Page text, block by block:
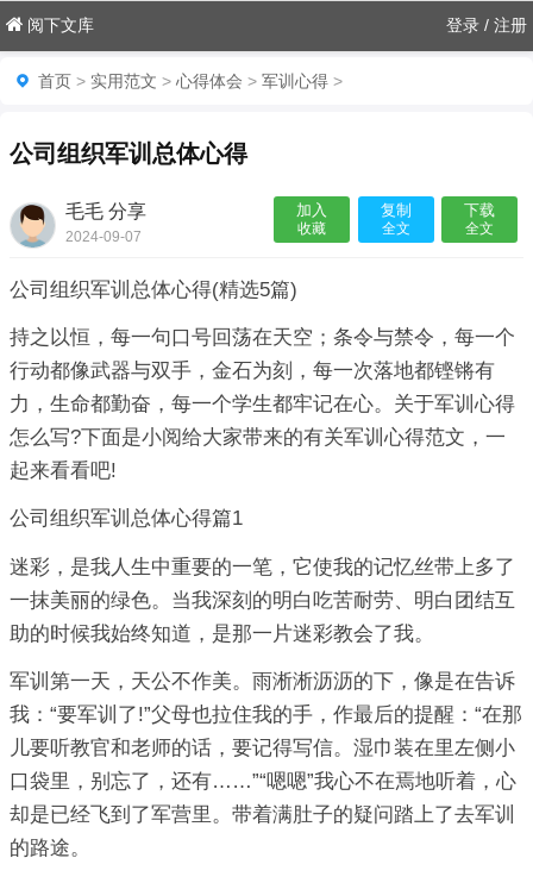
阅下文库 登录 / 注册
首页 > 实用范文 > 心得体会 > 军训心得 >
公司组织军训总体心得
毛毛 分享
2024-09-07
加入
收藏
复制
全文
下载
全文
公司组织军训总体心得(精选5篇)
持之以恒，每一句口号回荡在天空；条令与禁令，每一个
行动都像武器与双手，金石为刻，每一次落地都铿锵有
力，生命都勤奋，每一个学生都牢记在心。关于军训心得
怎么写?下面是小阅给大家带来的有关军训心得范文，一
起来看看吧!
公司组织军训总体心得篇1
迷彩，是我人生中重要的一笔，它使我的记忆丝带上多了
一抹美丽的绿色。当我深刻的明白吃苦耐劳、明白团结互
助的时候我始终知道，是那一片迷彩教会了我。
军训第一天，天公不作美。雨淅淅沥沥的下，像是在告诉
我：“要军训了!”父母也拉住我的手，作最后的提醒：“在那
儿要听教官和老师的话，要记得写信。湿巾装在里左侧小
口袋里，别忘了，还有……”“嗯嗯”我心不在焉地听着，心
却是已经飞到了军营里。带着满肚子的疑问踏上了去军训
的路途。